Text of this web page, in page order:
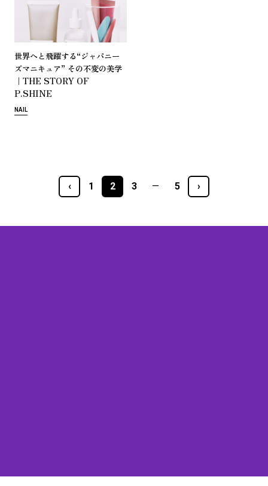
世界へ と飛躍する“ジャパニー
ズマニキュア” その不変の美学
｜THE STORY OF
P.SHINE
NAIL
前後の投稿へのリンク
‹ 1 2 3 5 ›